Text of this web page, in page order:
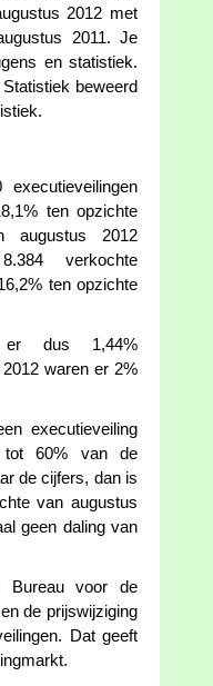
2012 met
2011. Je
en statistiek.
beweerd
ten opzichte
augustus 2012
verkochte
ten opzichte
er dus 1,44%
waren er 2%
executieveiling
tot 60% van de
de cijfers, dan is
van augustus
geen daling van
Bureau voor de
de prijswijziging
Dat geeft